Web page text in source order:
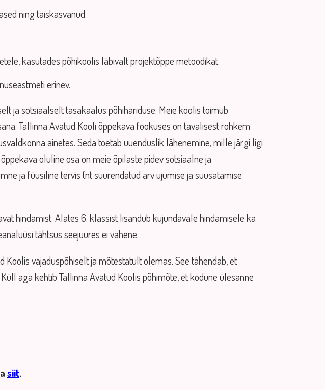
ning täiskasvanud.
kasutades põhikoolis läbivalt projektõppe metoodikat.
erinev.
ja sotsiaalselt tasakaalus põhihariduse. Meie koolis toimub
Tallinna Avatud Kooli õppekava fookuses on tavalisest rohkem
ainetes. Seda toetab uuenduslik lähenemine, mille järgi ligi
oluline osa on meie õpilaste pidev sotsiaalne ja
ja füüsiline tervis (nt suurendatud arv ujumise ja suusatamise
hindamist. Alates 6. klassist lisandub kujundavale hindamisele ka
tähtsus seejuures ei vähene.
Koolis vajaduspõhiselt ja mõtestatult olemas. See tähendab, et
aga kehtib Tallinna Avatud Koolis põhimõte, et kodune ülesanne
siit.